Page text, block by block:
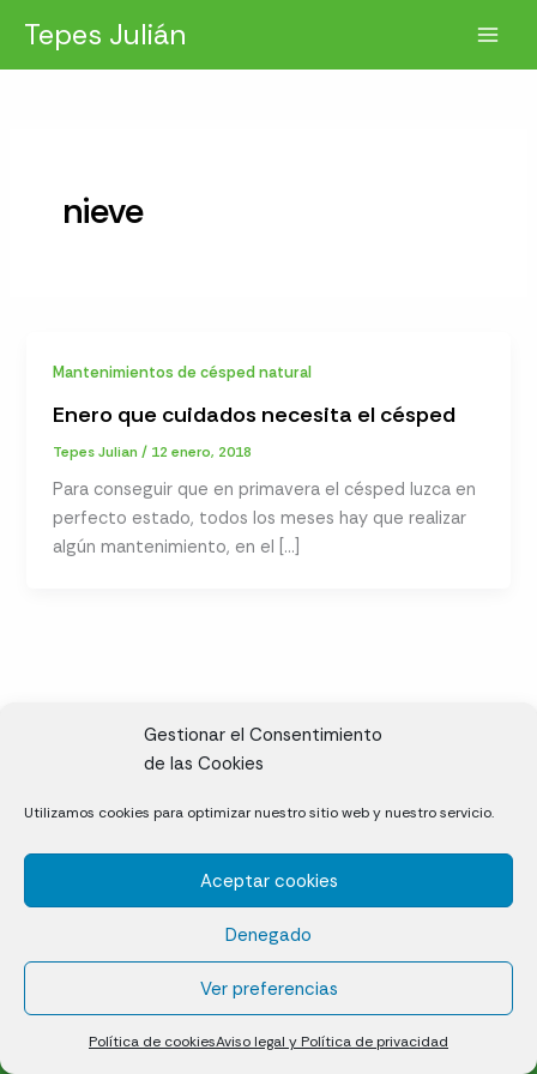
Gestionar el Consentimiento
de las Cookies
Utilizamos cookies para optimizar nuestro sitio web y nuestro servicio.
Aceptar cookies
Denegado
Ver preferencias
Política de cookiesAviso legal y Política de privacidad
contenido
Tepes Julián
nieve
Mantenimientos de césped natural
Enero que cuidados necesita el césped
Tepes Julian/ 12 enero, 2018
Para conseguir que en primavera el césped luzca en
perfecto estado, todos los meses hay que realizar
algún mantenimiento, en el […]
Cáceres
Césped natural en tepes
Política de cookies (UE)
Aviso legal y Política de privacidad
¿Quiénes somos?
Contacto